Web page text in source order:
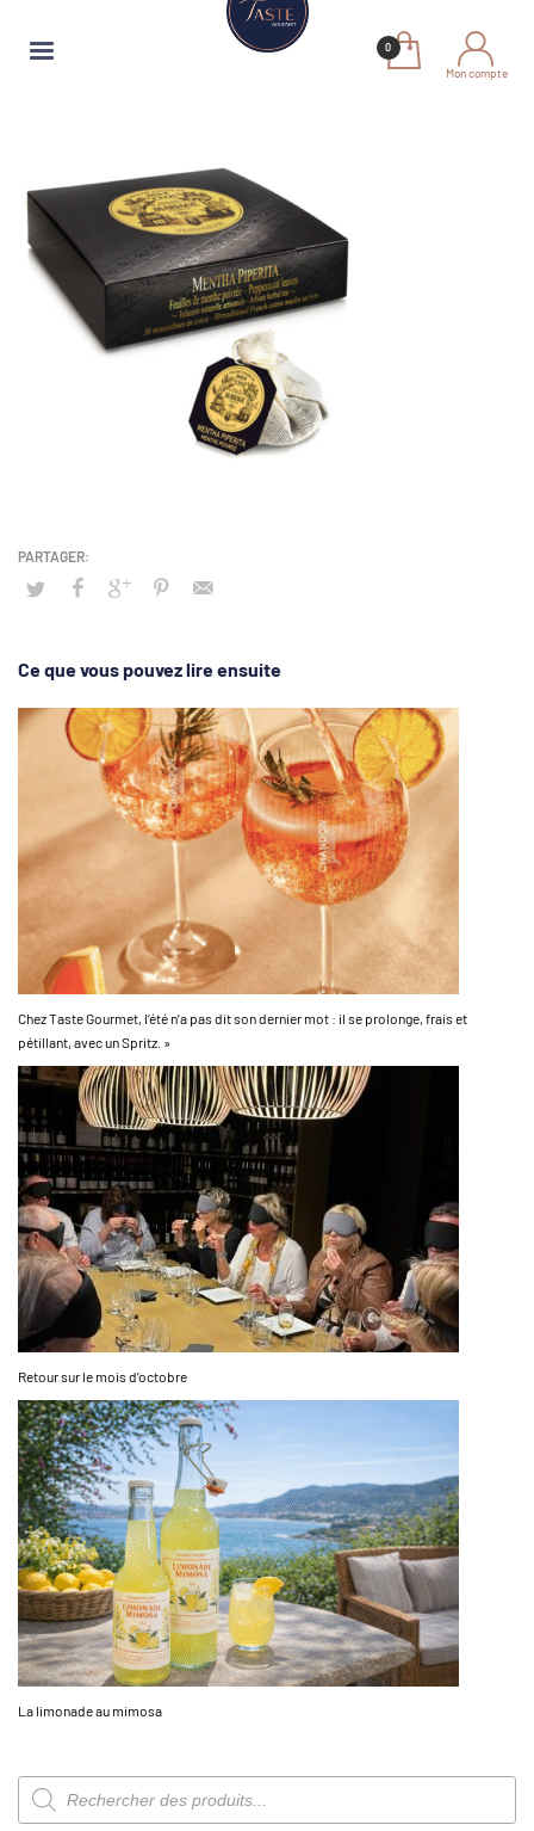
Mon compte
Ce que vous pouvez lire ensuite
Chez Taste Gourmet, l’été n’a pas dit son dernier mot : il se prolonge, frais et
pétillant, avec un Spritz. »
Retour sur le mois d’octobre
La limonade au mimosa
Recherche
de
produits